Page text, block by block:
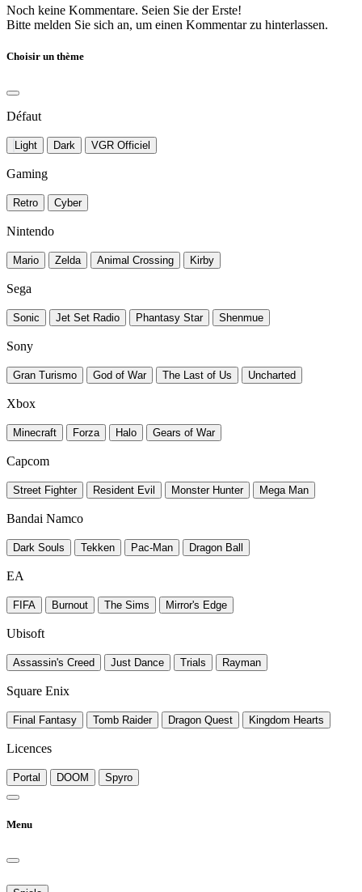
Noch keine Kommentare. Seien Sie der Erste!
Bitte melden Sie sich an, um einen Kommentar zu hinterlassen.
Choisir un thème
Défaut
Light Dark VGR Officiel
Gaming
Retro Cyber
Nintendo
Mario Zelda Animal Crossing Kirby
Sega
Sonic Jet Set Radio Phantasy Star Shenmue
Sony
Gran Turismo God of War The Last of Us Uncharted
Xbox
Minecraft Forza Halo Gears of War
Capcom
Street Fighter Resident Evil Monster Hunter Mega Man
Bandai Namco
Dark Souls Tekken Pac-Man Dragon Ball
EA
FIFA Burnout The Sims Mirror's Edge
Ubisoft
Assassin's Creed Just Dance Trials Rayman
Square Enix
Final Fantasy Tomb Raider Dragon Quest Kingdom Hearts
Licences
Portal DOOM Spyro
Menu